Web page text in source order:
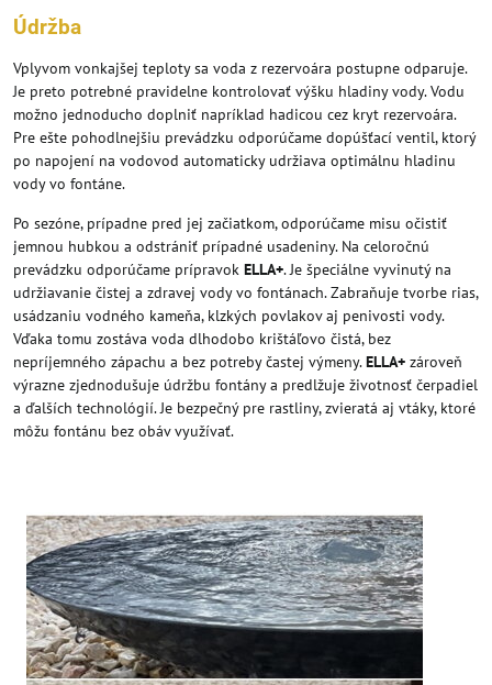
Údržba
Vplyvom vonkajšej teploty sa voda z rezervoára postupne odparuje.
Je preto potrebné pravidelne kontrolovať výšku hladiny vody. Vodu
možno jednoducho doplniť napríklad hadicou cez kryt rezervoára.
Pre ešte pohodlnejšiu prevádzku odporúčame dopúšťací ventil, ktorý
po napojení na vodovod automaticky udržiava optimálnu hladinu
vody vo fontáne.
Po sezóne, prípadne pred jej začiatkom, odporúčame misu očistiť
jemnou hubkou a odstrániť prípadné usadeniny. Na celoročnú
prevádzku odporúčame prípravok ELLA+. Je špeciálne vyvinutý na
udržiavanie čistej a zdravej vody vo fontánach. Zabraňuje tvorbe rias,
usádzaniu vodného kameňa, klzkých povlakov aj penivosti vody.
Vďaka tomu zostáva voda dlhodobo krištáľovo čistá, bez
nepríjemného zápachu a bez potreby častej výmeny.ELLA+ zároveň
výrazne zjednodušuje údržbu fontány a predlžuje životnosť čerpadiel
a ďalších technológií. Je bezpečný pre rastliny, zvieratá aj vtáky, ktoré
môžu fontánu bez obáv využívať.